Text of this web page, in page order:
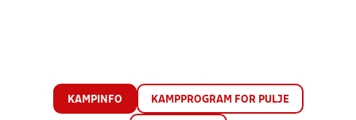
KAMPINFO KAMPPROGRAM FOR PULJE